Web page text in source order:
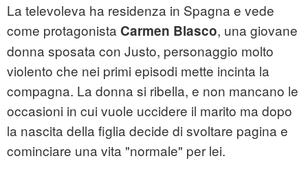
La televoleva ha residenza in Spagna e vede
come protagonista Carmen Blasco, una giovane
donna sposata con Justo, personaggio molto
violento che nei primi episodi mette incinta la
compagna. La donna si ribella, e non mancano le
occasioni in cui vuole uccidere il marito ma dopo
la nascita della figlia decide di svoltare pagina e
cominciare una vita "normale" per lei.